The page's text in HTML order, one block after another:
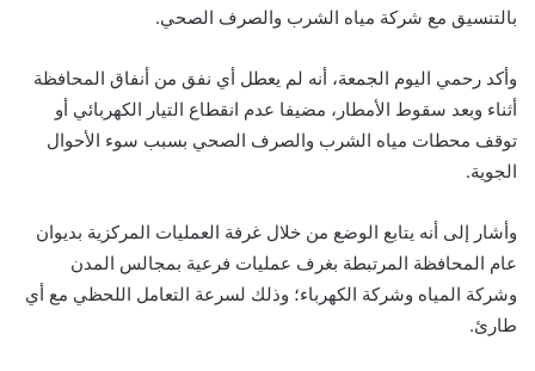
بالتنسيق مع شركة مياه الشرب والصرف الصحي.
وأكد رحمي اليوم الجمعة، أنه لم يعطل أي نفق من أنفاق المحافظة
أثناء وبعد سقوط الأمطار، مضيفا عدم انقطاع التيار الكهربائي أو
توقف محطات مياه الشرب والصرف الصحي بسبب سوء الأحوال
الجوية.
وأشار إلى أنه يتابع الوضع من خلال غرفة العمليات المركزية بديوان
عام المحافظة المرتبطة بغرف عمليات فرعية بمجالس المدن
وشركة المياه وشركة الكهرباء؛ وذلك لسرعة التعامل اللحظي مع أي
طارئ.